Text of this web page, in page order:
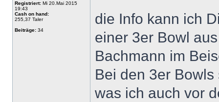
Registriert: Mi 20.Mai 2015
19:43
Cash on hand:
255,37 Taler
Beiträge: 34
die Info kann ich
einer 3er Bowl
Bachmann im
Bei den 3er
was ich auch vor